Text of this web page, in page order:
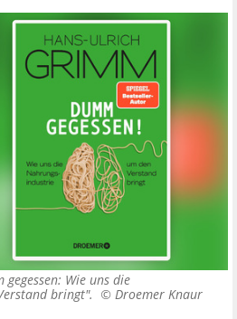
gegessen: Wie uns die
bringt". © Droemer Knaur